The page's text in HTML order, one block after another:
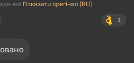
Показати оригінал (RU)
1